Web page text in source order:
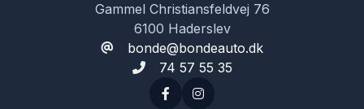
Gammel Christiansfeldvej 76
6100 Haderslev
bonde@bondeauto.dk
74 57 55 35